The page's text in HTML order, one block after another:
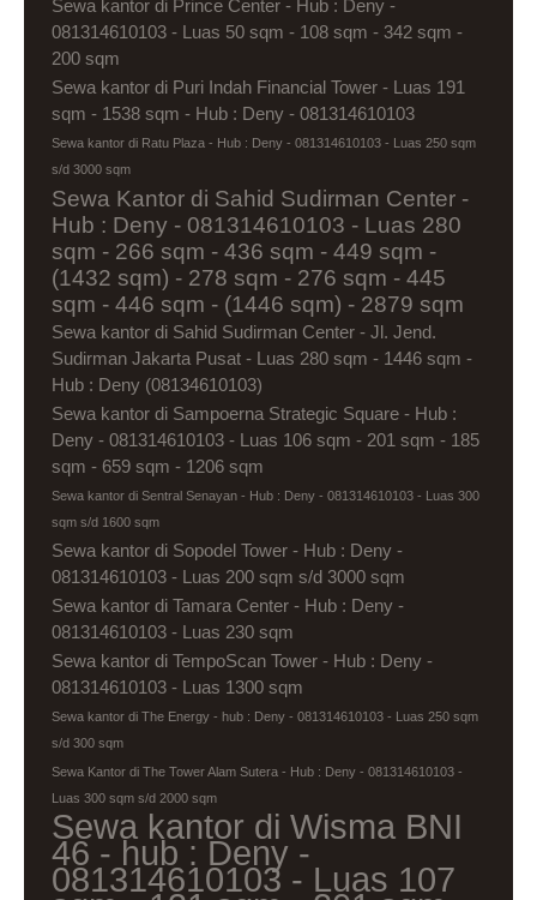
Sewa kantor di Prince Center - Hub : Deny -
081314610103 - Luas 50 sqm - 108 sqm - 342 sqm -
200 sqm
Sewa kantor di Puri Indah Financial Tower - Luas 191
sqm - 1538 sqm - Hub : Deny - 081314610103
Sewa kantor di Ratu Plaza - Hub : Deny - 081314610103 - Luas 250 sqm
s/d 3000 sqm
Sewa Kantor di Sahid Sudirman Center -
Hub : Deny - 081314610103 - Luas 280
sqm - 266 sqm - 436 sqm - 449 sqm -
(1432 sqm) - 278 sqm - 276 sqm - 445
sqm - 446 sqm - (1446 sqm) - 2879 sqm
Sewa kantor di Sahid Sudirman Center - Jl. Jend.
Sudirman Jakarta Pusat - Luas 280 sqm - 1446 sqm -
Hub : Deny (08134610103)
Sewa kantor di Sampoerna Strategic Square - Hub :
Deny - 081314610103 - Luas 106 sqm - 201 sqm - 185
sqm - 659 sqm - 1206 sqm
Sewa kantor di Sentral Senayan - Hub : Deny - 081314610103 - Luas 300
sqm s/d 1600 sqm
Sewa kantor di Sopodel Tower - Hub : Deny -
081314610103 - Luas 200 sqm s/d 3000 sqm
Sewa kantor di Tamara Center - Hub : Deny -
081314610103 - Luas 230 sqm
Sewa kantor di TempoScan Tower - Hub : Deny -
081314610103 - Luas 1300 sqm
Sewa kantor di The Energy - hub : Deny - 081314610103 - Luas 250 sqm
s/d 300 sqm
Sewa Kantor di The Tower Alam Sutera - Hub : Deny - 081314610103 -
Luas 300 sqm s/d 2000 sqm
Sewa kantor di Wisma BNI
46 - hub : Deny -
081314610103 - Luas 107